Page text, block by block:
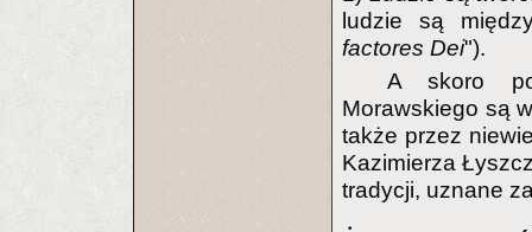
ludzie są
factores Dei").
A skoro
Morawskiego są
także przez
Kazimierza
tradycji, uznane